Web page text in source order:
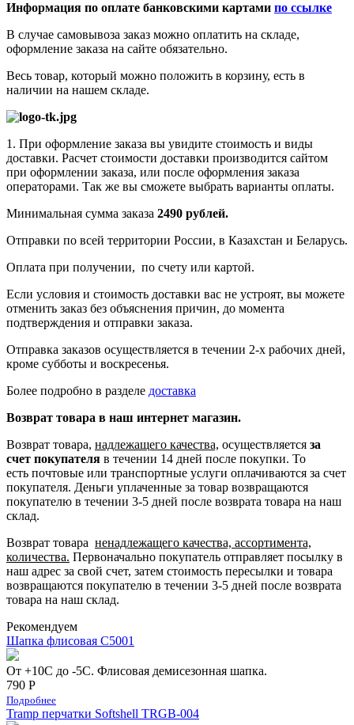
Информация по оплате банковскими картами по ссылке
В случае самовывоза заказ можно оплатить на складе,
оформление заказа на сайте обязательно.
Весь товар, который можно положить в корзину, есть в
наличии на нашем складе.
1. При оформление заказа вы увидите стоимость и виды
доставки. Расчет стоимости доставки производится сайтом
при оформлении заказа, или после оформления заказа
операторами. Так же вы сможете выбрать варианты оплаты.
Минимальная сумма заказа 2490 рублей.
Отправки по всей территории России, в Казахстан и Беларусь.
Оплата при получении, по счету или картой.
Если условия и стоимость доставки вас не устроят, вы можете
отменить заказ без объяснения причин, до момента
подтверждения и отправки заказа.
Отправка заказов осуществляется в течении 2-х рабочих дней,
кроме субботы и воскресенья.
Более подробно в разделе доставка
Возврат товара в наш интернет магазин.
Возврат товара, надлежащего качества, осуществляется за
счет покупателя в течении 14 дней после покупки. То
есть почтовые или транспортные услуги оплачиваются за счет
покупателя. Деньги уплаченные за товар возвращаются
покупателю в течении 3-5 дней после возврата товара на наш
склад.
Возврат товара ненадлежащего качества, ассортимента,
количества. Первоначально покупатель отправляет посылку в
наш адрес за свой счет, затем стоимость пересылки и товара
возвращаются покупателю в течении 3-5 дней после возврата
товара на наш склад.
Рекомендуем
Шапка флисовая С5001
От +10С до -5С. Флисовая демисезонная шапка.
790 Р
Подробнее
Tramp перчатки Softshell TRGB-004